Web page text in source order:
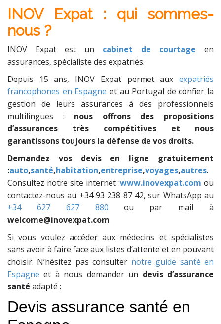
INOV Expat : qui sommes-
nous ?
INOV Expat est un cabinet de courtage en
assurances, spécialiste des expatriés.
Depuis 15 ans, INOV Expat permet aux expatriés
francophones en Espagne et au Portugal de confier la
gestion de leurs assurances à des professionnels
multilingues : nous offrons des propositions
d’assurances très compétitives et nous
garantissons toujours la défense de vos droits.
Demandez vos devis en ligne gratuitement
:auto,santé,habitation,entreprise,voyages,autres.
Consultez notre site internet :www.inovexpat.com ou
contactez-nous au +34 93 238 87 42, sur WhatsApp au
+34 627 627 880 ou par mail à
welcome@inovexpat.com.
Si vous voulez accéder aux médecins et spécialistes
sans avoir à faire face aux listes d’attente et en pouvant
choisir. N’hésitez pas consulter notre guide santé en
Espagne et à nous demander un devis d’assurance
santé adapté :